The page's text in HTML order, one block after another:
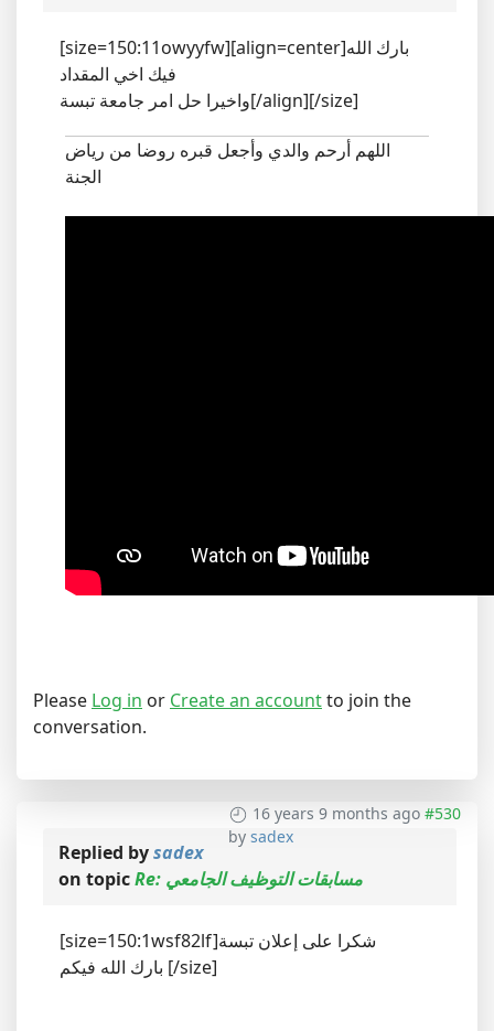
[size=150:11owyyfw][align=center]بارك الله
فيك اخي المقداد
واخيرا حل امر جامعة تبسة[/align][/size]
اللهم أرحم والدي وأجعل قبره روضا من رياض
الجنة
Please Log in or Create an accountto join the
conversation.
16 years 9 months ago #530
by sadex
Replied bysadex
on topic
Re: مسابقات التوظيف الجامعي
[size=150:1wsf82lf]شكرا على إعلان تبسة
بارك الله فيكم [/size]